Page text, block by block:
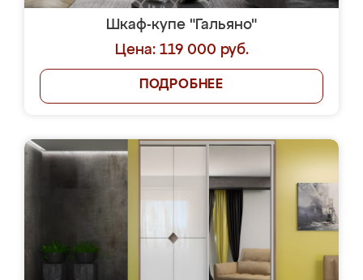
Шкаф-купе "Гальяно"
Цена: 119 000 руб.
ПОДРОБНЕЕ